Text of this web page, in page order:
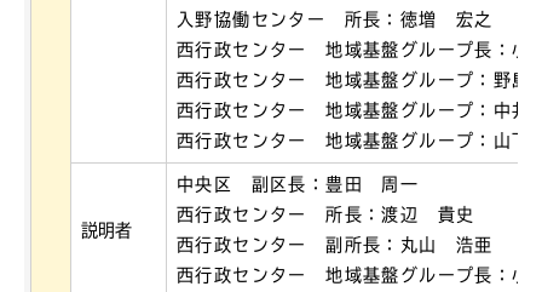
入野協働センター 所長：徳増 宏之
西行政センター 地域基盤グループ長：
西行政センター 地域基盤グループ：野
西行政センター 地域基盤グループ：中
西行政センター 地域基盤グループ：山
説明者
中央区 副区長：豊田 周一
西行政センター 所長：渡辺 貴史
西行政センター 副所長：丸山 浩亜
西行政センター 地域基盤グループ長：